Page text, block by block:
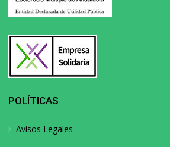
POLÍTICAS
Avisos Legales